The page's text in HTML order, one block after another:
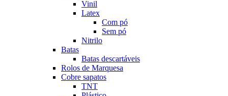
Vinil
Latex
Com pó
Sem pó
Nitrilo
Batas
Batas descartáveis
Rolos de Marquesa
Cobre sapatos
TNT